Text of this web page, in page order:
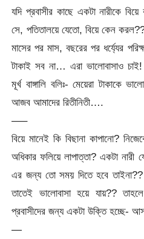
যদি প্রবাসীর কাছে একটা নারীকে
সে, পতিতালয়ে যেতো, বিয়ে কেন
মাসের পর মাস, বছরের পর ধর্য্যের
টাকাই সব না… এরা ভালোবাসাও
মূর্খ বাঙ্গালি বলিঃ- মেয়েরা টাকাকে
আজব আমাদের রিতীনিতী….
—–
বিয়ে মানেই কি বিছানা কাপানো?
অধিকার ফলিয়ে লাপাত্তা? একটা
এর জন্য তো সময় দিতে হবে
তাতেই ভালোবাসা হয়ে যায়??
প্রবাসীদের জন্য একটা উক্তি হচ্ছে-
—